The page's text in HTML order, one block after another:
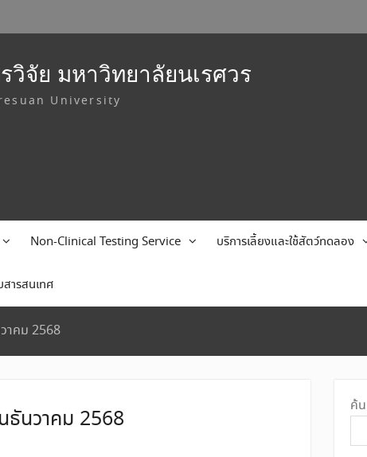
วิจัย มหาวิทยาลัยนเรศวร
University
Non-Clinical Testing Service บริการเลี้ยงและใช้สัตว์ทดลอง
สารสนเทศ
าคม 2568
ธันวาคม 2568
ค้